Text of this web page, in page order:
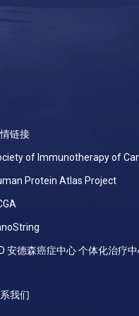
链接
of Immunotherapy of
Protein Atlas Project
安德森癌症中心 个体化治疗
我们